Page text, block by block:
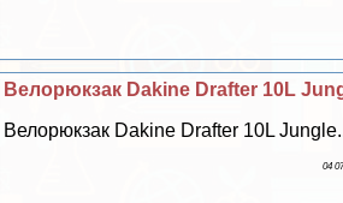
Велорюкзак Dakine Drafter 10L
Велорюкзак Dakine Drafter 10L
04